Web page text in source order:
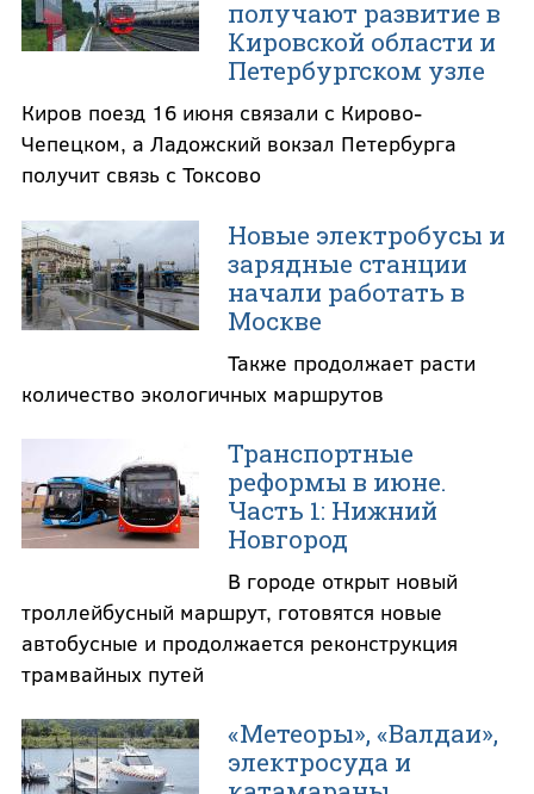
получают развитие в
Кировской области и
Петербургском узле
Киров поезд 16 июня связали с Кирово-
Чепецком, а Ладожский вокзал Петербурга
получит связь с Токсово
Новые электробусы и
зарядные станции
начали работать в
Москве
Также продолжает расти
количество экологичных маршрутов
Транспортные
реформы в июне.
Часть 1: Нижний
Новгород
В городе открыт новый
троллейбусный маршрут, готовятся новые
автобусные и продолжается реконструкция
трамвайных путей
«Метеоры», «Валдаи»,
электросуда и